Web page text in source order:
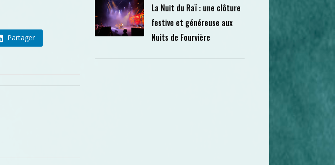
Partager
La Nuit du Raï : une clôture
festive et généreuse aux
Nuits de Fourvière